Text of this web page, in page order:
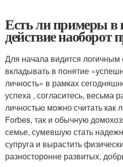
Есть ли примеры в
действие наоборот
Для начала видится
вкладывать в понятие
личность» в рамках
успеха , согласитесь, весьма
личностью можно считать как
Forbes, так и обычную
семье, сумевшую стать
супруга и вырастить
разносторонне развитых,